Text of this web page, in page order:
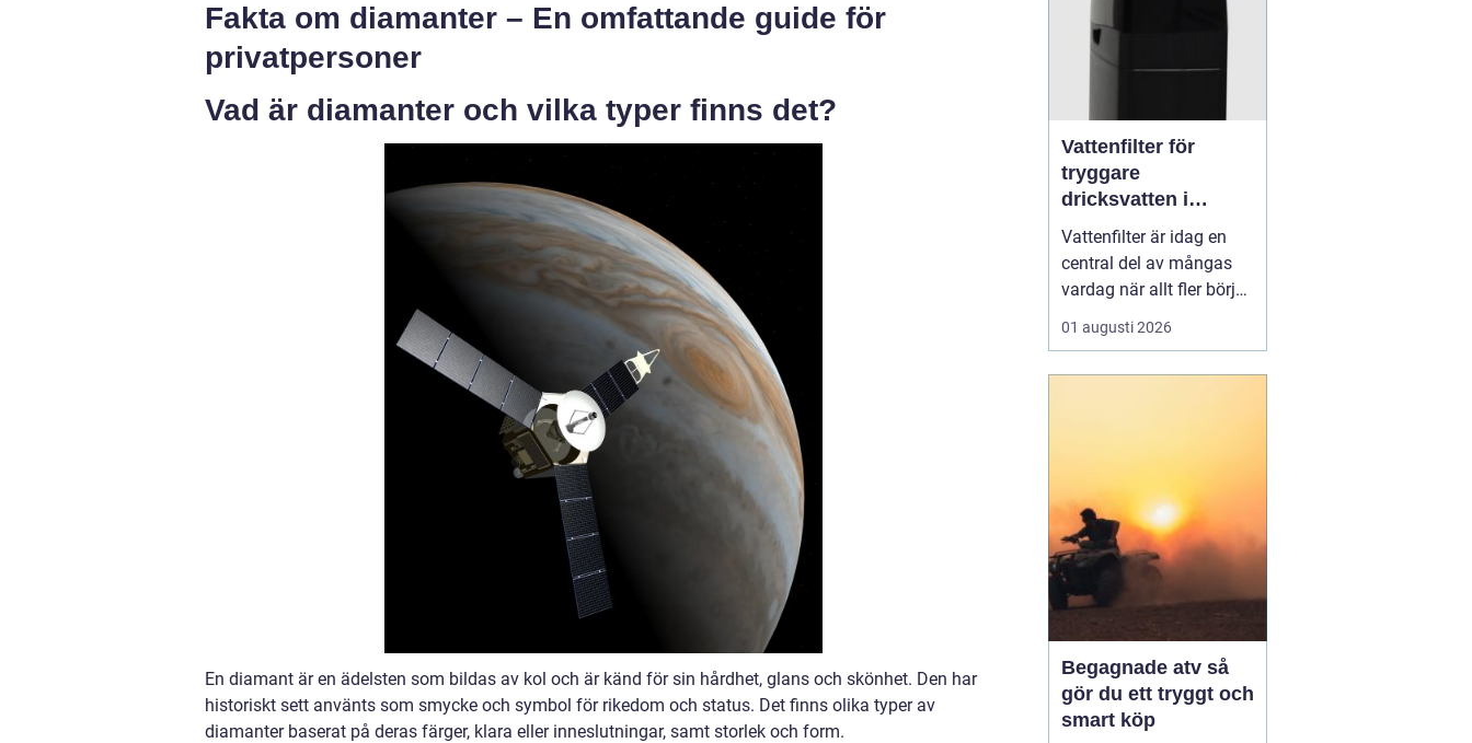
Fakta om diamanter – En omfattande guide för
privatpersoner
Vad är diamanter och vilka typer finns det?
En diamant är en ädelsten som bildas av kol och är känd för sin hårdhet, glans och skönhet. Den har
historiskt sett använts som smycke och symbol för rikedom och status. Det finns olika typer av
diamanter baserat på deras färger, klara eller inneslutningar, samt storlek och form.
Vattenfilter för
tryggare
dricksvatten i
vardagen
Vattenfilter är idag en
central del av mångas
vardag när allt fler börjar
fundera på kvaliteten på
vattnet som kommer ur
hårt vat...
01 augusti 2026
Begagnade atv så
gör du ett tryggt och
smart köp